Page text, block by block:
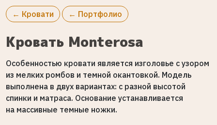
← Кровати ← Портфолио
Кровать Monterosa
Особенностью кровати является изголовье с узором
из мелких ромбов и темной окантовкой. Модель
выполнена в двух вариантах: с разной высотой
спинки и матраса. Основание устанавливается
на массивные темные ножки.